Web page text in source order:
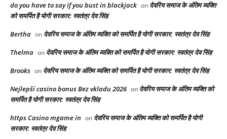
do you have to say if you bust in blackjack on देवरिय समाज के अंतिम व्यक्ति
को समर्पित है योगी सरकार: स्वतंत्र देव सिंह
Bertha on देवरिय समाज के अंतिम व्यक्ति को समर्पित है योगी सरकार: स्वतंत्र देव सिंह
Thelma on देवरिय समाज के अंतिम व्यक्ति को समर्पित है योगी सरकार: स्वतंत्र देव सिंह
Brooks on देवरिय समाज के अंतिम व्यक्ति को समर्पित है योगी सरकार: स्वतंत्र देव सिंह
Nejlepší casino bonus Bez vkladu 2026 on देवरिय समाज के अंतिम व्यक्ति को
समर्पित है योगी सरकार: स्वतंत्र देव सिंह
https Casino mgame in on देवरिय समाज के अंतिम व्यक्ति को समर्पित है योगी
सरकार: स्वतंत्र देव सिंह